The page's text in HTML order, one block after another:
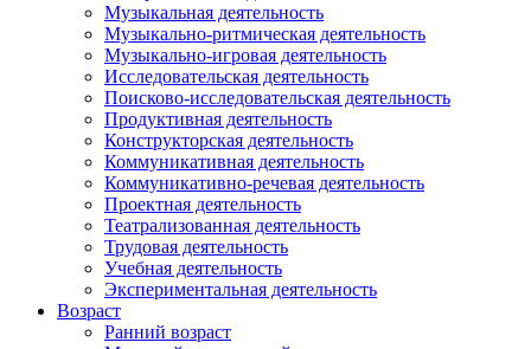
Музыкальная деятельность
Музыкально-ритмическая деятельность
Музыкально-игровая деятельность
Исследовательская деятельность
Поисково-исследовательская деятельность
Продуктивная деятельность
Конструкторская деятельность
Коммуникативная деятельность
Коммуникативно-речевая деятельность
Проектная деятельность
Театрализованная деятельность
Трудовая деятельность
Учебная деятельность
Экспериментальная деятельность
Возраст
Ранний возраст